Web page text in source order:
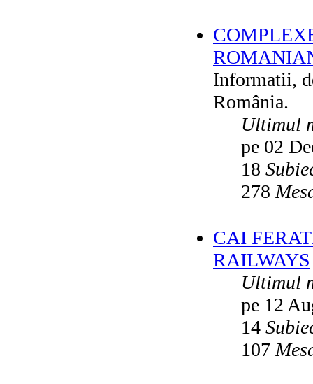
Informatii,
România.
Ultimul
pe 02
18
278
CAI
RAILWAYS
Ultimul
pe 12
14
107